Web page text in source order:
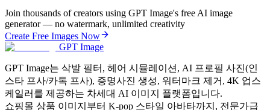
Join thousands of creators using GPT Image's free AI image
generator — no watermark, unlimited creativity
Create Free Images Now
GPT Image
GPT Image는 삭발 필터, 헤어 시뮬레이션, AI 프로필 사진(인
스타 프사/카톡 프사), 증명사진 생성, 워터마크 제거, 4K 업스
케일러를 제공하는 차세대 AI 이미지 플랫폼입니다.
쇼핑몰 상품 이미지부터 K-pop 스타일 아바타까지, 전문가급